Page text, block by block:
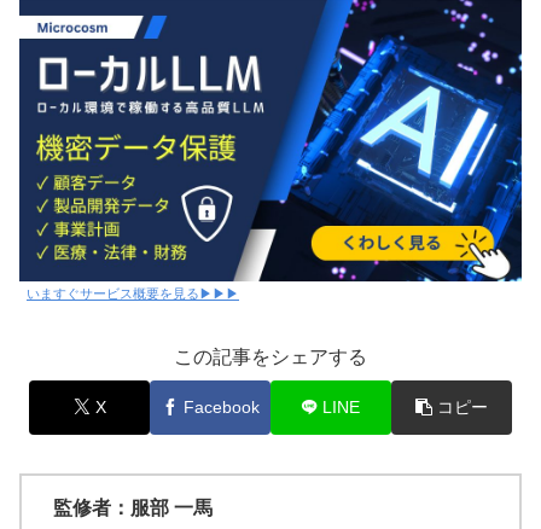
いますぐサービス概要を見る▶▶▶
この記事をシェアする
X Facebook LINE コピー
監修者：服部 一馬